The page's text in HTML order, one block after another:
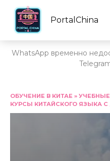
PortalChina
WhatsApp временно
содержанию
ОБУЧЕНИЕ В КИТАЕ »
КУРСЫ КИТАЙСКОГО ЯЗЫКА